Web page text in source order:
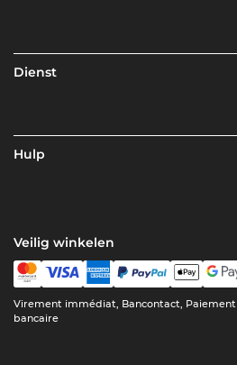
Dienst
Hulp
Veilig winkelen
Virement immédiat, Bancontact,
bancaire